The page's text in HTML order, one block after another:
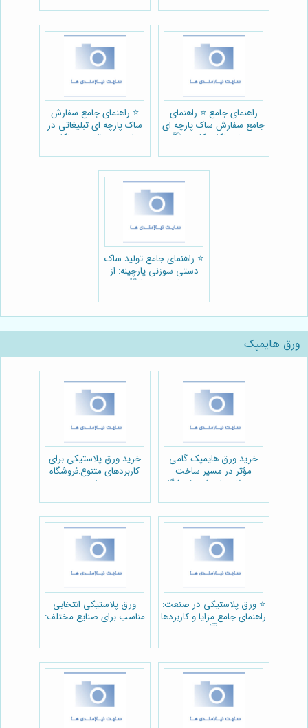
راهنمای جامع ⭐️ راهنمای
جامع سفارش ساک پارچه ای
سوزنی: نکات کلیدی 🛍️
⭐️ راهنمای جامع سفارش
ساک پارچه ای تبلیغاتی در
پارچینه + قیمت و نکات
⭐️ راهنمای جامع تولید ساک
دستی سوزنی پارچینه: از
ایده تا اجرا 🛍️
ورق هایمپک
خرید ورق هایمپک گامی
مؤثر در مسیر ساخت
محصولات با دوام و:فروشگاه
خرید ورق پلاستیکی برای
کاربردهای متنوع:فروشگاه
هنرپلاست
⭐️ ورق پلاستیکی در صنعت:
راهنمای جامع مزایا و کاربردها
🏭
ورق پلاستیکی انتخابی
مناسب برای صنایع مختلف:
مجموعه هنرپلاست